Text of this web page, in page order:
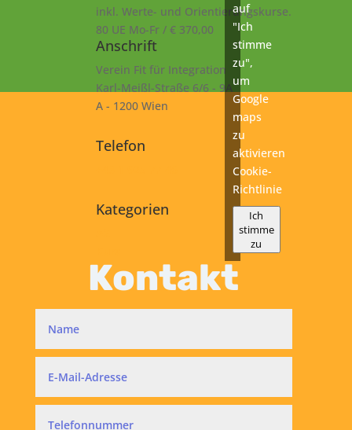
inkl. Werte- und Orientierungskurse.
80 UE Mo-Fr / € 370,00
Anschrift
Verein Fit für Integration
Karl-Meißl-Straße 6/6 - 9A
A - 1200 Wien
Telefon
Kategorien
auf
"Ich
stimme
zu",
um
Google
maps
zu
aktivieren
Cookie-
Richtlinie
Ich
stimme
zu
Kontakt